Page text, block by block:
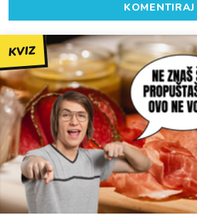
KOMENTIRAJ
KVIZ